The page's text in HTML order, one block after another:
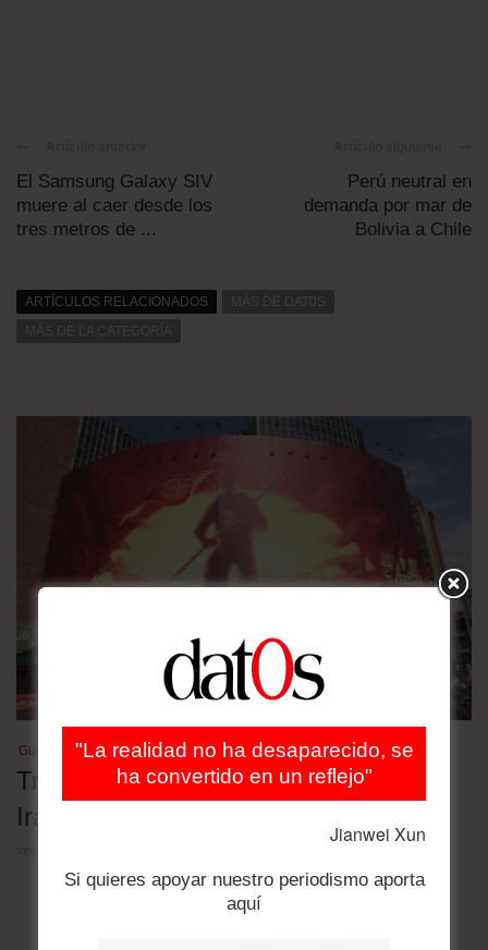
El Samsung Galaxy SIV
muere al caer desde los
tres metros de ...
Perú neutral en
demanda por mar de
Bolivia a Chile
ARTÍCULOS RELACIONADOS
Guerra en Medio Oriente
Tres escenarios para la guerra entre
Irán y Estados Unidos
"La realidad no ha desaparecido, se
ha convertido en un reflejo"
Jianwei Xun
Si quieres apoyar nuestro periodismo aporta
aquí